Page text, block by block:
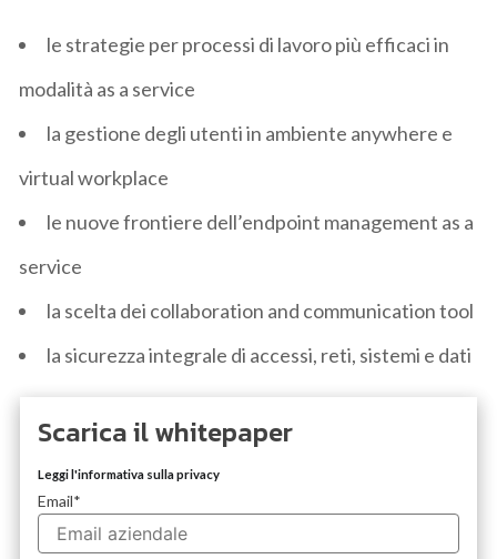
le strategie per processi di lavoro più efficaci in
modalità as a service
la gestione degli utenti in ambiente anywhere e
virtual workplace
le nuove frontiere dell’endpoint management as a
service
la scelta dei collaboration and communication tool
la sicurezza integrale di accessi, reti, sistemi e dati
Scarica il whitepaper
Leggi l'informativa sulla privacy
Email*